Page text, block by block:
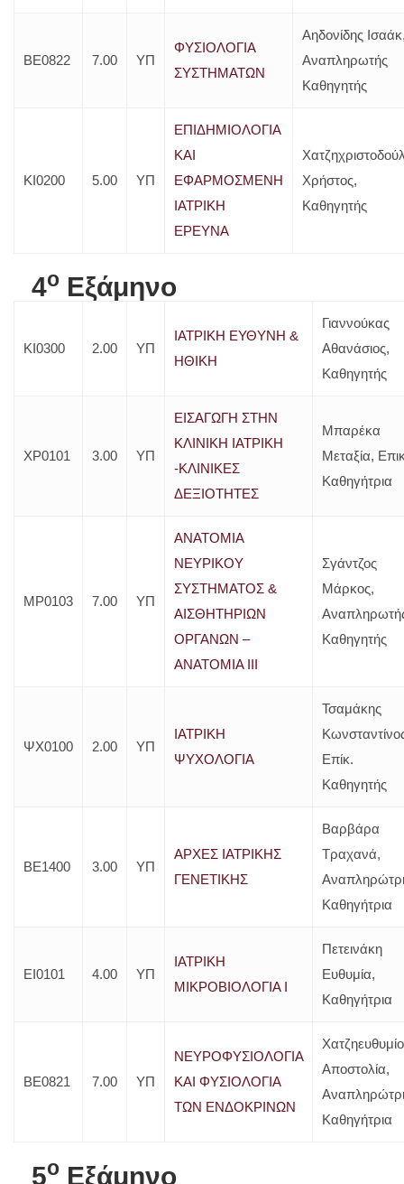
ΒΕ0822 7.00 ΥΠ
ΦΥΣΙΟΛΟΓΙΑ
ΣΥΣΤΗΜΑΤΩΝ
Αηδονίδης
Αναπληρωτής
Καθηγητής
ΚΙ0200 5.00 ΥΠ
ΕΠΙΔΗΜΙΟΛΟΓΙΑ
ΚΑΙ
ΕΦΑΡΜΟΣΜΕΝΗ
ΙΑΤΡΙΚΗ
ΕΡΕΥΝΑ
Χρήστος,
Καθηγητής
4o Εξάμηνο
ΚΙ0300 2.00 ΥΠ
ΙΑΤΡΙΚΗ ΕΥΘΥΝΗ &
ΗΘΙΚΗ
Γιαννούκας
Αθανάσιος,
Καθηγητής
ΧΡ0101 3.00 ΥΠ
ΕΙΣΑΓΩΓΗ ΣΤΗΝ
ΚΛΙΝΙΚΗ ΙΑΤΡΙΚΗ
-ΚΛΙΝΙΚΕΣ
ΔΕΞΙΟΤΗΤΕΣ
Μπαρέκα
Μεταξία,
Καθηγήτρια
ΜΡ0103 7.00 ΥΠ
ΑΝΑΤΟΜΙΑ
ΝΕΥΡΙΚΟΥ
ΣΥΣΤΗΜΑΤΟΣ &
ΑΙΣΘΗΤΗΡΙΩΝ
ΟΡΓΑΝΩΝ –
ΑΝΑΤΟΜΙΑ ΙΙΙ
Σγάντζος
Μάρκος,
Καθηγητής
ΨΧ0100 2.00 ΥΠ
ΙΑΤΡΙΚΗ
ΨΥΧΟΛΟΓΙΑ
Τσαμάκης
Επίκ.
Καθηγητής
ΒΕ1400 3.00 ΥΠ
ΑΡΧΕΣ ΙΑΤΡΙΚΗΣ
ΓΕΝΕΤΙΚΗΣ
Βαρβάρα
Τραχανά,
Καθηγήτρια
ΕΙ0101 4.00 ΥΠ
ΙΑΤΡΙΚΗ
ΜΙΚΡΟΒΙΟΛΟΓΙΑ Ι
Πετεινάκη
Ευθυμία,
Καθηγήτρια
ΒΕ0821 7.00 ΥΠ
ΝΕΥΡΟΦΥΣΙΟΛΟΓΙΑ
ΚΑΙ ΦΥΣΙΟΛΟΓΙΑ
ΤΩΝ ΕΝΔΟΚΡΙΝΩΝ
Αποστολία,
Καθηγήτρια
5o Εξάμηνο